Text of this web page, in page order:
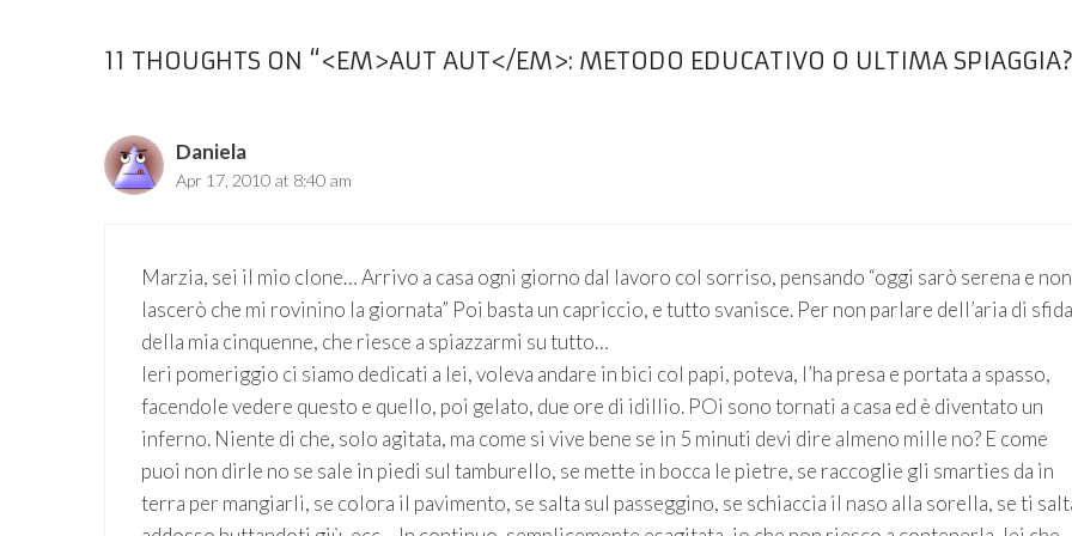
11 THOUGHTS ON “<EM>AUT AUT</EM>: METODO EDUCATIVO O ULTIMA
Daniela
Apr 17, 2010 at 8:40 am
Marzia, sei il mio clone… Arrivo a casa ogni giorno dal lavoro col sorriso, pensando “oggi sarò serena e non
lascerò che mi rovinino la giornata” Poi basta un capriccio, e tutto svanisce. Per non parlare dell’aria di sfida
della mia cinquenne, che riesce a spiazzarmi su tutto…
Ieri pomeriggio ci siamo dedicati a lei, voleva andare in bici col papi, poteva, l’ha presa e portata a spasso,
facendole vedere questo e quello, poi gelato, due ore di idillio. POi sono tornati a casa ed è diventato un
inferno. Niente di che, solo agitata, ma come si vive bene se in 5 minuti devi dire almeno mille no? E come
puoi non dirle no se sale in piedi sul tamburello, se mette in bocca le pietre, se raccoglie gli smarties da in
terra per mangiarli, se colora il pavimento, se salta sul passeggino, se schiaccia il naso alla sorella, se ti